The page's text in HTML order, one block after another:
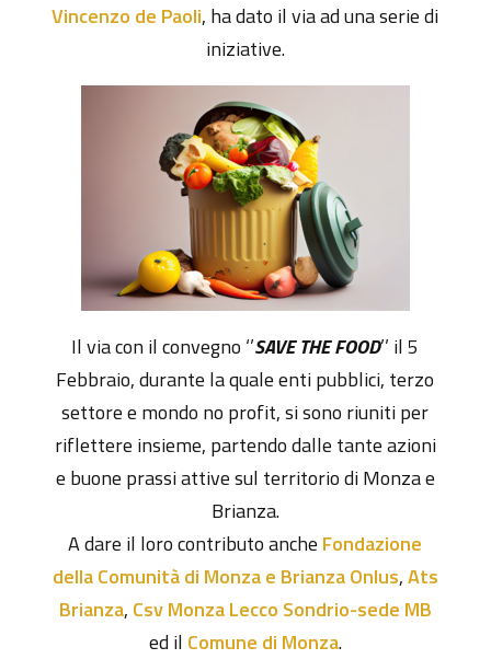
Vincenzo de Paoli, ha dato il via ad una serie di
iniziative.
Il via con il convegno ‘’SAVE THE FOOD’’ il 5
Febbraio, durante la quale enti pubblici, terzo
settore e mondo no profit, si sono riuniti per
riflettere insieme, partendo dalle tante azioni
e buone prassi attive sul territorio di Monza e
Brianza.
A dare il loro contributo anche Fondazione
della Comunità di Monza e Brianza Onlus,Ats
Brianza, Csv Monza Lecco Sondrio-sede MB
ed il Comune di Monza.